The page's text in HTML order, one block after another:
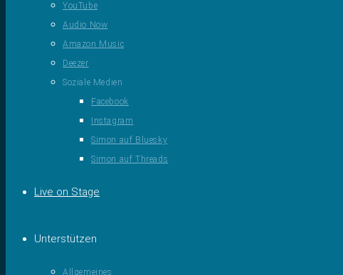
YouTube
Audio Now
Amazon Music
Deezer
Soziale Medien
Facebook
Instagram
Simon auf Bluesky
Simon auf Threads
Live on Stage
Unterstützen
Allgemeines